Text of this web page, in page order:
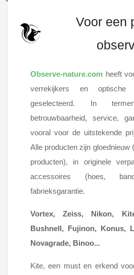
Voor een
Observe-nature.com heeft
verrekijkers en optische
geselecteerd. In
betrouwbaarheid, service,
vooral voor de uitstekende
Alle producten zijn gloednieuw
producten), in originele
accessoires (hoes,
fabrieksgarantie.
Vortex, Zeiss, Nikon,
Bushnell, Fujinon, Konus,
Novagrade, Binoo...
Kite, een must en erkend